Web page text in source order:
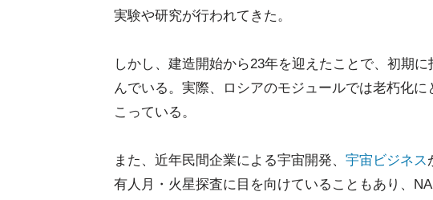
実験や研究が行われてきた。
しかし、建造開始から23年を迎えたことで、初期
んでいる。実際、ロシアのモジュールでは老朽化
こっている。
また、近年民間企業による宇宙開発、 宇宙ビジネス
有人月・火星探査に目を向けていることもあり、